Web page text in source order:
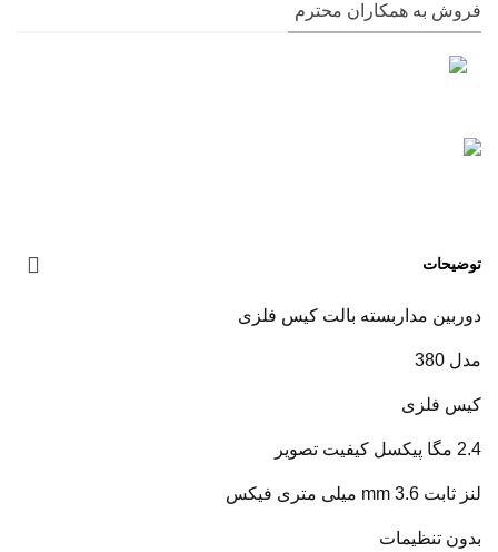
فروش به همکاران محترم
توضیحات
دوربین مداربسته بالت کیس فلزی
مدل 380
کیس فلزی
2.4 مگا پیکسل کیفیت تصویر
لنز ثابت 3.6 mm میلی متری فیکس
بدون تنظیمات